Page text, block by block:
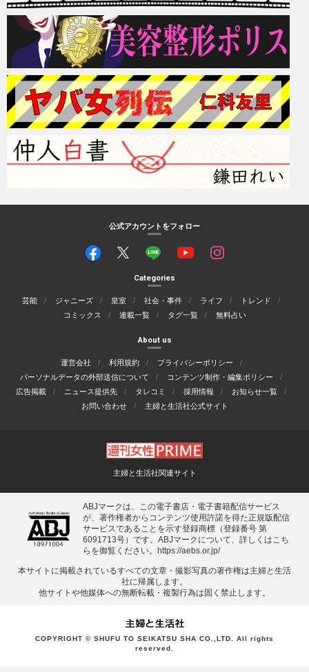
公式アカウントをフォロー
Categories
芸能 ジャニーズ 皇室 社会・事件 ライフ
トレンド
コミックス
連載一覧 タグ一覧 無料占い
About us
運営会社 利用規約
プライバシーポリシー
パーソナルデータの外部送信について
コンテンツ制作・編集ポリシー
広告掲載
ニュース提供先 タレコミ 採用情報
お知らせ一覧
お問い合わせ
主婦と生活社公式サイト
主婦と生活社関連サイト
ABJマークは、この電子書店・電子書籍配信サービス
が、著作権者からコンテンツ使用許諾を得た正規版配信
サービスであることを示す登録商標（登録番号 第
6091713号）です。ABJマークについて、詳しくはこち
らを御覧ください。
https://aebs.or.jp/
本サイトに掲載されているすべての⽂章・撮影写真の著作権は主婦と⽣活
社に帰属します。
他サイトや他媒体への無断転載・複製⾏為は固く禁⽌します。
COPYRIGHT © SHUFU TO SEIKATSU SHA CO.,LTD. All rights
reserved.